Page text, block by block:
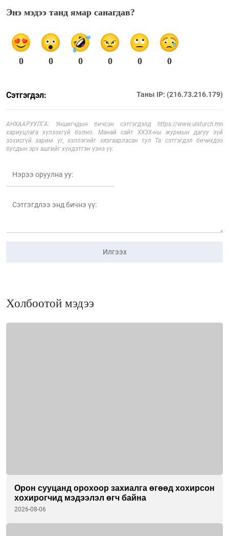
Энэ мэдээ танд ямар санагдав?
0 0 0 0 0 0
Сэтгэгдэл: Таны IP: (216.73.216.179)
АНХААРУУЛГА: Уншигчдын бичсэн сэтгэгдэлд https://www.ulsturch.mn
хариуцлага хүлээхгүй болно. Манай сайт ХХЗХ-ны журмын дагуу зүй
зохисгүй зарим үг, хэллэгийг хязгаарласан тул Та сэтгэгдэл бичихдээ
бусдын эрх ашгийг хүндэтгэн үзнэ үү.
Илгээх
Холбоотой мэдээ
Орон сууцанд орохоор захиалга өгөөд хохирсон
хохирогчид мэдээлэл өгч байна
2026-08-06